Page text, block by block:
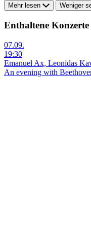
Mehr lesen Weniger
Enthaltene Konzerte
07.09.
19:30
Emanuel Ax, Leonidas
An evening with